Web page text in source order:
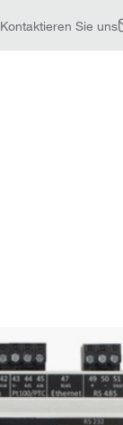
Kontaktieren Sie uns